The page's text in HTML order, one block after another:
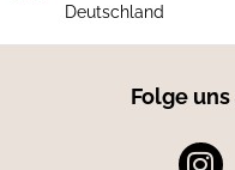
Deutschland
Folge